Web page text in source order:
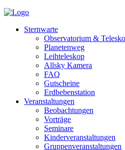
Sternwarte
Observatorium &
Planetenweg
Leihteleskop
Allsky Kamera
FAQ
Gutscheine
Erdbebenstation
Veranstaltungen
Beobachtungen
Vorträge
Seminare
Kinderveranstaltungen
Gruppenveranstaltungen